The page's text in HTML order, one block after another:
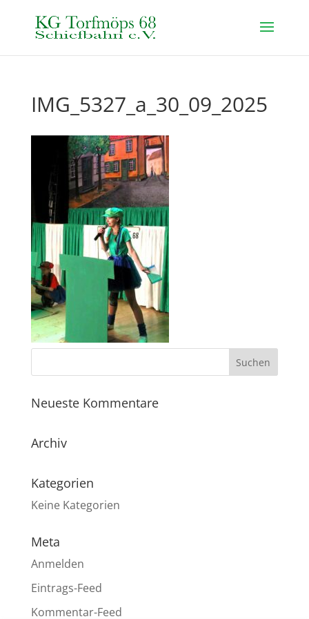
IMG_5327_a_30_09_2025
Neueste Kommentare
Archiv
Kategorien
Keine Kategorien
Meta
Anmelden
Eintrags-Feed
Kommentar-Feed